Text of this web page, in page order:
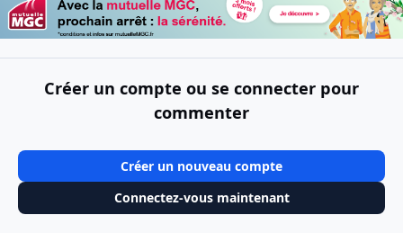
Créer un compte ou se connecter pour
commenter
Créer un nouveau compte
Connectez-vous maintenant